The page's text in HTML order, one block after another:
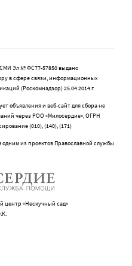
Эл № ФС77-57850 выдано
в сфере связи, информационных
(Роскомнадзор) 25.04.2014 г.
объявления и веб-сайт для сбора не
через РОО «Милосердие», ОГРН
(010), (140), (171)
одним из проектов Православной службы
центр «Нескучный сад»